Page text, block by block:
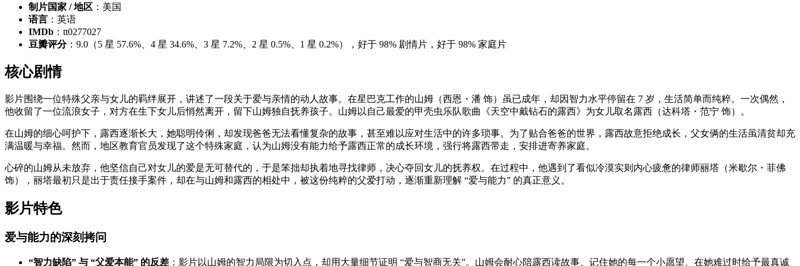
制片国家 / 地区 ：美国
语言 ：英语
IMDb ：tt0277027
豆瓣评分：9.0（5 星 57.6%、4 星 34.6%、3 星 7.2%、2 星 0.5%、1 星 0.2%），好于 98% 剧情片，好于 98% 家庭片
核心剧情
影片围绕一位特殊父亲与女儿的羁绊展开，讲述了一段关于爱与亲情的动人故事。在星巴克工作的山姆（西恩・潘 饰）虽已成年，却因智力水平停留在 7 岁，生活简单而纯粹。一次偶然，
他收留了一位流浪女子，对方在生下女儿后悄然离开，留下山姆独自抚养孩子。山姆以自己最爱的甲壳虫乐队歌曲《天空中戴钻石的露西》为女儿取名露西（达科塔・范宁 饰）。
在山姆的细心呵护下，露西逐渐长大，她聪明伶俐，却发现爸爸无法看懂复杂的故事，甚至难以应对生活中的许多琐事。为了贴合爸爸的世界，露西故意拒绝成长，父女俩的生活虽清贫却充
满温暖与幸福。然而，地区教育官员发现了这个特殊家庭，认为山姆没有能力给予露西正常的成长环境，强行将露西带走，安排进寄养家庭。
心碎的山姆从未放弃，他坚信自己对女儿的爱是无可替代的，于是笨拙却执着地寻找律师，决心夺回女儿的抚养权。在过程中，他遇到了看似冷漠实则内心疲惫的律师丽塔（米歇尔・菲佛
饰），丽塔最初只是出于责任接手案件，却在与山姆和露西的相处中，被这份纯粹的父爱打动，逐渐重新理解 “爱与能力” 的真正意义。
影片特色
爱与能力的深刻拷问
“智力缺陷” 与 “父爱本能” 的反差 ：影片以山姆的智力局限为切入点，却用大量细节证明 “爱与智商无关”。山姆会耐心陪露西读故事、记住她的每一个小愿望、在她难过时给予最真诚